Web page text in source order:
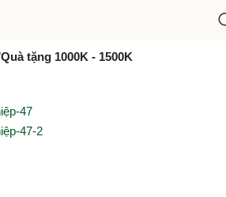
Quà tặng 1000K - 1500K